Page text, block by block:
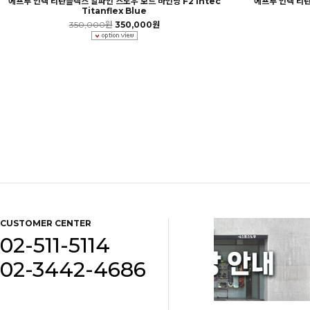
Titanflex Blue
350,000원 350,000원
CUSTOMER CENTER
02-511-5114
02-3442-4686